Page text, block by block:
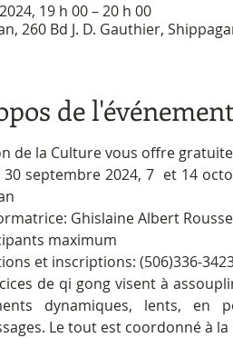
19 h 00 – 20 h 00
260 Bd J. D. Gauthier,
de
de la Culture vous offre
30 septembre 2024, 7  et 14
Ghislaine Albert
maximum
et inscriptions: (506)336-
de qi gong visent à
dynamiques, lents, en
Le tout est coordonné à